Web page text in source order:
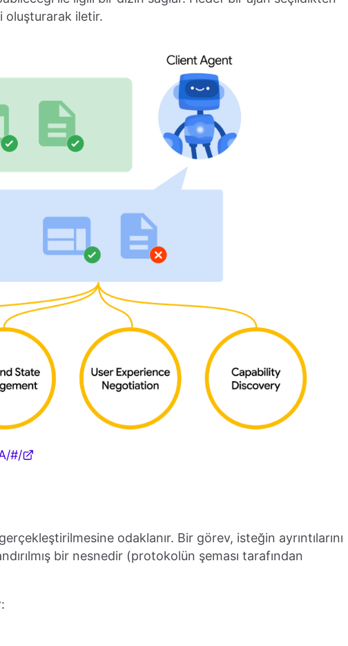
oluşturarak iletir.
#/
odaklanır. Bir görev, isteğin ayrıntılarını
bir nesnedir (protokolün şeması tarafından